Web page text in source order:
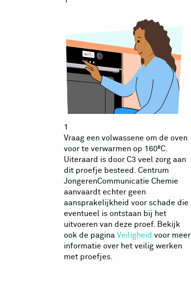
1
Vraag een volwassene om de oven
voor te verwarmen op 160⁰C.
Uiteraard is door C3 veel zorg aan
dit proefje besteed. Centrum
JongerenCommunicatie Chemie
aanvaardt echter geen
aansprakelijkheid voor schade die
eventueel is ontstaan bij het
uitvoeren van deze proef. Bekijk
ook de pagina Veiligheid voor meer
informatie over het veilig werken
met proefjes.